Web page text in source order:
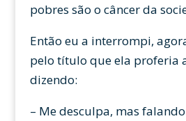
pobres são o câncer da
Então eu a interrompi,
pelo título que ela proferia
dizendo:
– Me desculpa, mas